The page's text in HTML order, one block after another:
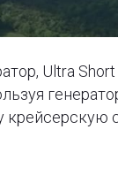
Ultra
крейсерскую